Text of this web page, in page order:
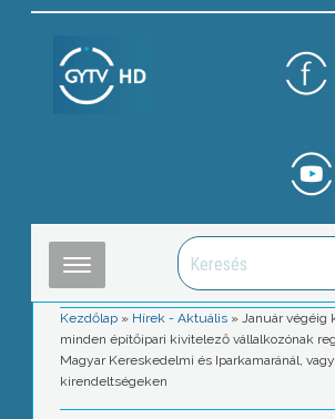
Kezdőlap » Hírek - Aktuális »Január végéig
minden építőipari kivitelező vállalkozónak
Magyar Kereskedelmi és Iparkamaránál,
kirendeltségeken